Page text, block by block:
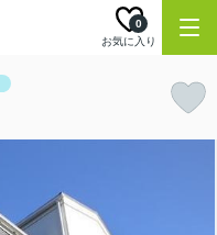
お気に入り
0